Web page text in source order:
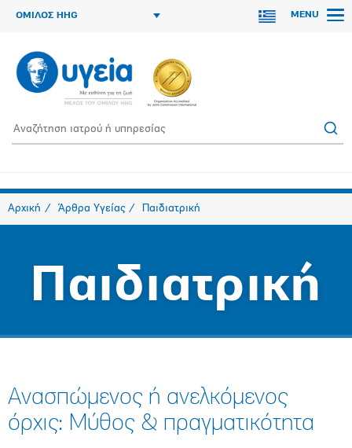
ΟΜΙΛΟΣ HHG MENU
Αρχική Άρθρα Υγείας Παιδιατρική
Παιδιατρική
Ανασπώμενος ή ανελκόμενος
όρχις: Μύθος & πραγματικότητα